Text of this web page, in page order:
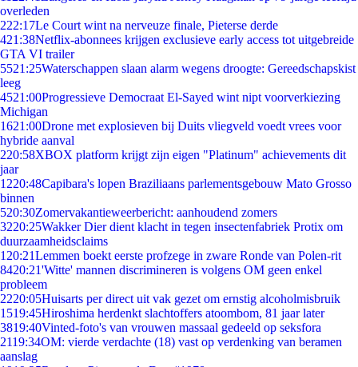
overleden
222:17Le Court wint na nerveuze finale, Pieterse derde
421:38Netflix-abonnees krijgen exclusieve early access tot uitgebreide
GTA VI trailer
5521:25Waterschappen slaan alarm wegens droogte: Gereedschapskist
leeg
4521:00Progressieve Democraat El-Sayed wint nipt voorverkiezing
Michigan
1621:00Drone met explosieven bij Duits vliegveld voedt vrees voor
hybride aanval
220:58XBOX platform krijgt zijn eigen "Platinum" achievements dit
jaar
1220:48Capibara's lopen Braziliaans parlementsgebouw Mato Grosso
binnen
520:30Zomervakantieweerbericht: aanhoudend zomers
3220:25Wakker Dier dient klacht in tegen insectenfabriek Protix om
duurzaamheidsclaims
1 20:21Lemmen boekt eerste profzege in zware Ronde van Polen-rit
8420:21'Witte' mannen discrimineren is volgens OM geen enkel
probleem
2220:05Huisarts per direct uit vak gezet om ernstig alcoholmisbruik
1519:45Hiroshima herdenkt slachtoffers atoombom, 81 jaar later
3819:40Vinted-foto's van vrouwen massaal gedeeld op seksfora
2119:34OM: vierde verdachte (18) vast op verdenking van beramen
aanslag